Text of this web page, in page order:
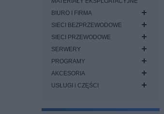
BIURO I FIRMA
SIECI BEZPRZEWODOWE
SIECI PRZEWODOWE
SERWERY
PROGRAMY
AKCESORIA
USŁUGI i CZĘŚCI